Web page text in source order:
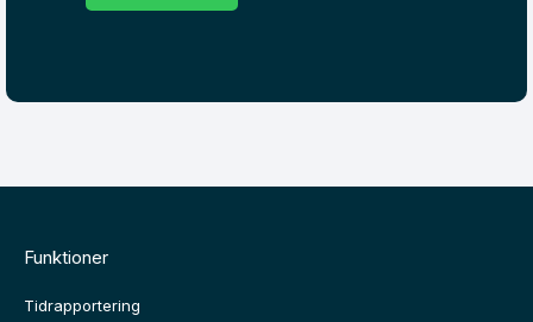
Funktioner
Tidrapportering